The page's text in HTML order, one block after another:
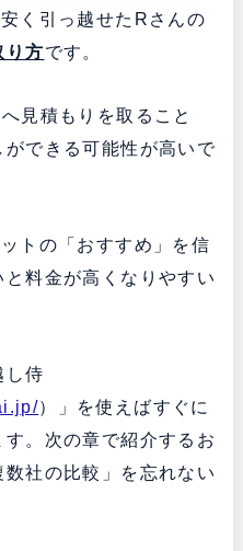
く引っ越せたRさんの
り方です。
見積もりを取ること
できる可能性が高いで
トの「おすすめ」を信
料金が高くなりやすい
し侍
）」を使えばすぐに
。次の章で紹介するお
社の比較」を忘れない